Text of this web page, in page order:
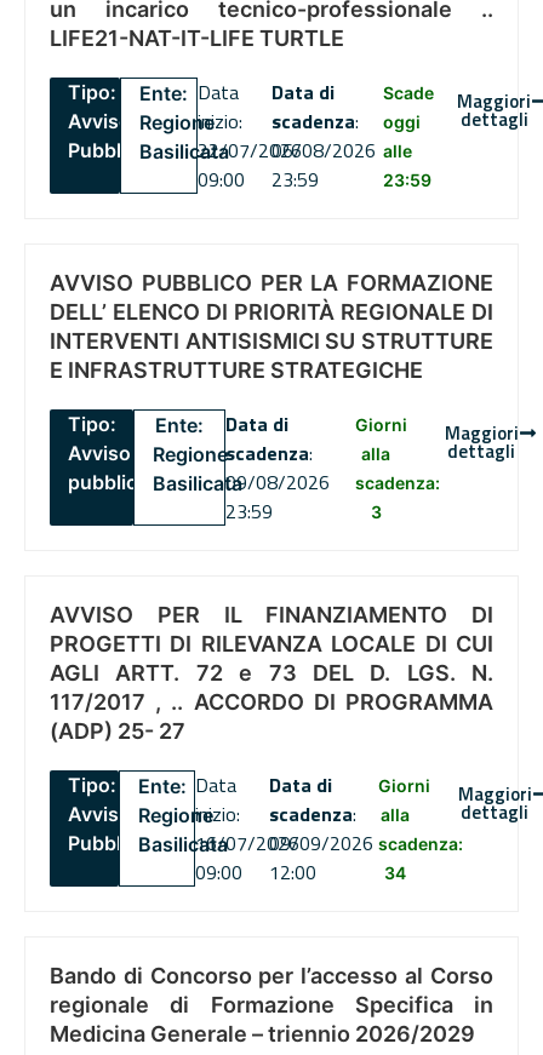
un incarico tecnico-professionale ..
LIFE21-NAT-IT-LIFE TURTLE
Tipo:
Avviso
Pubblico
Ente:
Regione
Basilicata
Data
inizio:
22/07/2026
09:00
Data di
scadenza:
06/08/2026
23:59
Scade
oggi
alle
23:59
Maggiori
dettagli
AVVISO PUBBLICO PER LA FORMAZIONE
DELL’ ELENCO DI PRIORITÀ REGIONALE DI
INTERVENTI ANTISISMICI SU STRUTTURE
E INFRASTRUTTURE STRATEGICHE
Tipo:
Avviso
pubblico
Ente:
Regione
Basilicata
Data di
scadenza:
09/08/2026
23:59
Giorni
alla
scadenza:
3
Maggiori
dettagli
AVVISO PER IL FINANZIAMENTO DI
PROGETTI DI RILEVANZA LOCALE DI CUI
AGLI ARTT. 72 e 73 DEL D. LGS. N.
117/2017 , .. ACCORDO DI PROGRAMMA
(ADP) 25- 27
Tipo:
Avviso
Pubblico
Ente:
Regione
Basilicata
Data
inizio:
16/07/2026
09:00
Data di
scadenza:
09/09/2026
12:00
Giorni
alla
scadenza:
34
Maggiori
dettagli
Bando di Concorso per l’accesso al Corso
regionale di Formazione Specifica in
Medicina Generale – triennio 2026/2029